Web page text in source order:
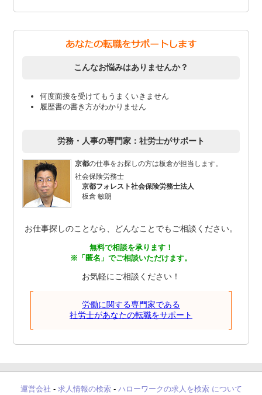
こんなお悩みはありませんか？
何度面接を受けてもうまくいきません
履歴書の書き方がわかりません
労務・人事の専門家：社労士がサポート
京都の仕事をお探しの方は板倉が担当します。
社会保険労務士
京都フォレスト社会保険労務士法人
板倉 敏朗
お仕事探しのことなら、どんなことでもご相談ください。
無料で相談を承ります！
※「匿名」でご相談いただけます。
お気軽にご相談ください！
労働に関する専門家である
社労士があなたの転職をサポート
運営会社 - 求人情報の検索- ハローワークの求人を検索 について